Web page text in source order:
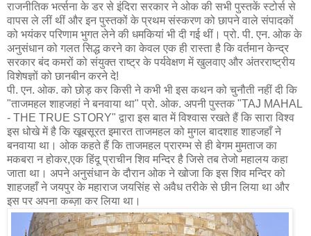
राजनीतिक भर्त्सना के डर से इंदिरा सरकार ने ओक की सभी पुस्तकें स्टोर्स से
वापस ले लीं थीं और इन पुस्तकों के प्रथम संस्करण को छापने वाले संपादकों
को भयंकर परिणाम भुगत लेने की धमकियां भी दी गई थीं। प्रो. पी. एन. ओक के
अनुसंधान को गलत सिद्ध करने का केवल एक ही रास्ता है कि वर्तमान केन्द्र
सरकार बंद कमरों को संयुक्त राष्ट्र के पर्यवेक्षण में खुलवाए और अंतरराष्ट्रीय
विशेषज्ञों को छानबीन करने दे!
पी. एन. ओक. को छोड़ कर किसी ने कभी भी इस कथन को चुनौती नहीं दी कि
"ताजमहल शाहजहां ने बनवाया था" प्रो. ओक. अपनी पुस्तक "TAJ MAHAL
- THE TRUE STORY" द्वारा इस बात में विश्वास रखते हैं कि सारा विश्व
इस धोखे में है कि खूबसूरत इमारत ताजमहल को मुगल बादशाह शाहजहाँ ने
बनवाया था। ओक कहते हैं कि ताजमहल प्रारम्भ से ही बेगम मुमताज का
मकबरा न होकर,एक हिंदू प्राचीन शिव मन्दिर है जिसे तब तेजो महालय कहा
जाता था। अपने अनुसंधान के दौरान ओक ने खोजा कि इस शिव मन्दिर को
शाहजहाँ ने जयपुर के महाराज जयसिंह से अवैध तरीके से छीन लिया था और
इस पर अपना कब्ज़ा कर लिया था।